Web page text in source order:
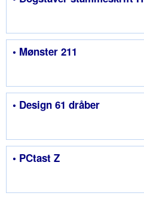
• Mønster 211
• Design 61 dråber
• PCtast Z